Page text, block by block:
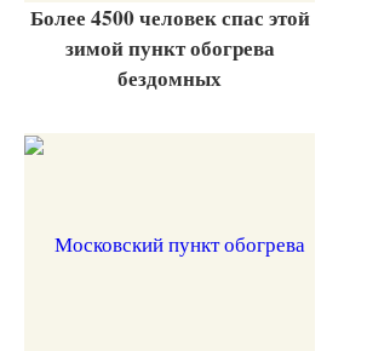
Более 4500 человек спас этой
зимой пункт обогрева
бездомных